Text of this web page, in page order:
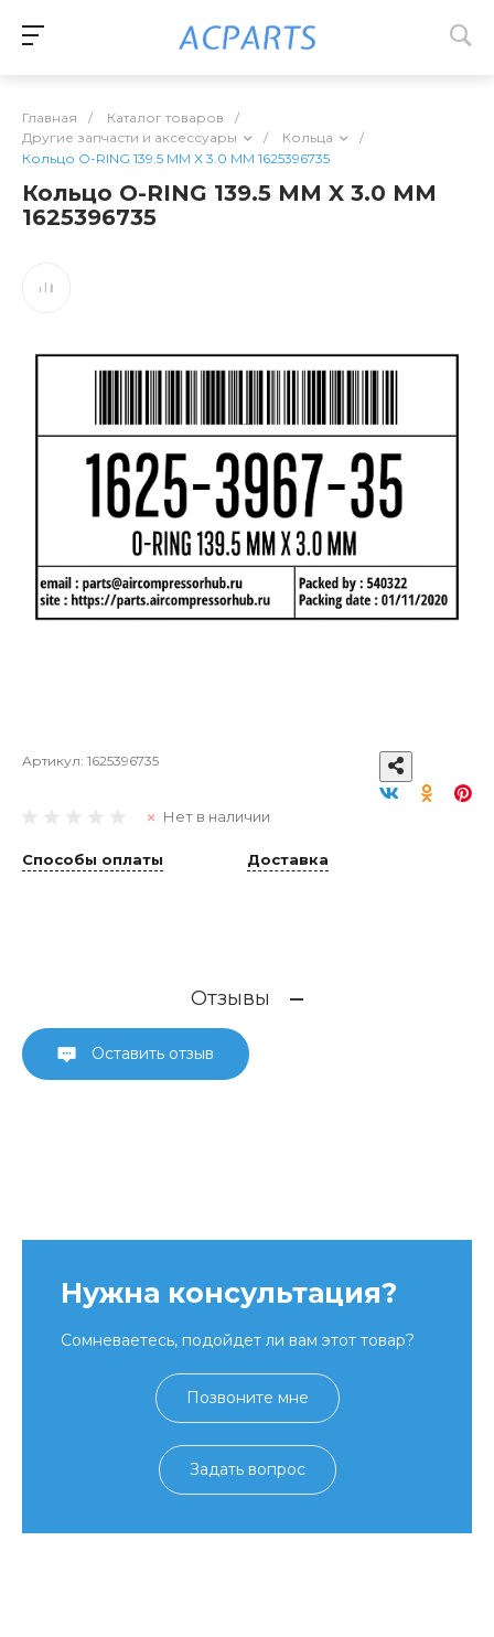
Главная / Каталог товаров
/
Другие запчасти и аксессуары
/ Кольца
/
Кольцо O-RING 139.5 MM X 3.0 MM 1625396735
Кольцо O-RING 139.5 MM X 3.0 MM
1625396735
Артикул: 1625396735
Нет в наличии
Способы оплаты Доставка
Отзывы
Оставить отзыв
Нужна консультация?
Сомневаетесь, подойдет ли вам этот товар?
Позвоните мне
Задать вопрос